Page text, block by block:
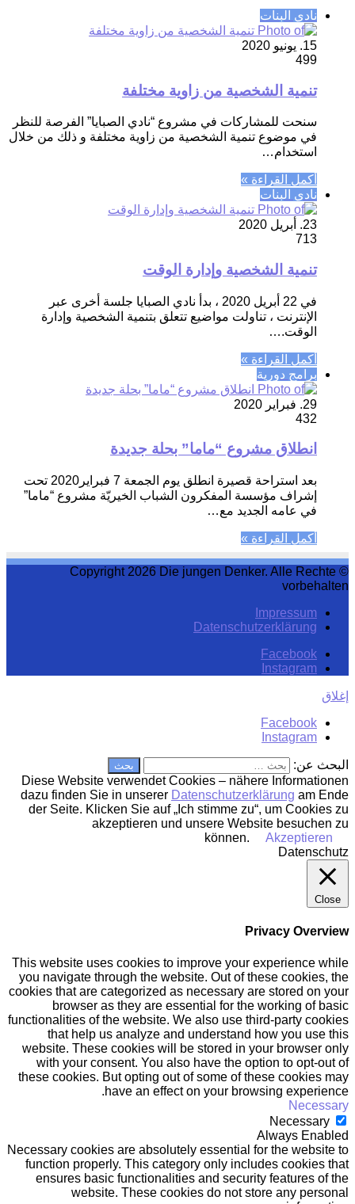
نادي البنات
15. يونيو 2020
499
تنمية الشخصية من زاوية مختلفة
سنحت للمشاركات في مشروع “نادي الصبايا” الفرصة للنظر
في موضوع تنمية الشخصية من زاوية مختلفة و ذلك من خلال
استخدام…
أكمل القراءة »
نادي البنات
23. أبريل 2020
713
تنمية الشخصية وإدارة الوقت
في 22 أبريل 2020 ، بدأ نادي الصبايا جلسة أخرى عبر
الإنترنت ، تناولت مواضيع تتعلق بتنمية الشخصية وإدارة
الوقت.…
أكمل القراءة »
برامج دورية
29. فبراير 2020
432
انطلاق مشروع “ماما” بحلة جديدة
بعد استراحة قصيرة انطلق يوم الجمعة 7 فبراير2020 تحت
إشراف مؤسسة المفكرون الشباب الخيريّة مشروع “ماما”
في عامه الجديد مع…
أكمل القراءة »
© Copyright 2026 Die jungen Denker. Alle Rechte
vorbehalten
Impressum
Datenschutzerklärung
Facebook
Instagram
إغلاق
Facebook
Instagram
البحث عن:
Diese Website verwendet Cookies – nähere Informationen
dazu finden Sie in unserer Datenschutzerklärung am Ende
der Seite. Klicken Sie auf „Ich stimme zu“, um Cookies zu
akzeptieren und unsere Website besuchen zu
können.
Akzeptieren
Datenschutz
Close
Privacy Overview
This website uses cookies to improve your experience while
you navigate through the website. Out of these cookies, the
cookies that are categorized as necessary are stored on your
browser as they are essential for the working of basic
functionalities of the website. We also use third-party cookies
that help us analyze and understand how you use this
website. These cookies will be stored in your browser only
with your consent. You also have the option to opt-out of
these cookies. But opting out of some of these cookies may
have an effect on your browsing experience.
Necessary
Necessary
Always Enabled
Necessary cookies are absolutely essential for the website to
function properly. This category only includes cookies that
ensures basic functionalities and security features of the
website. These cookies do not store any personal